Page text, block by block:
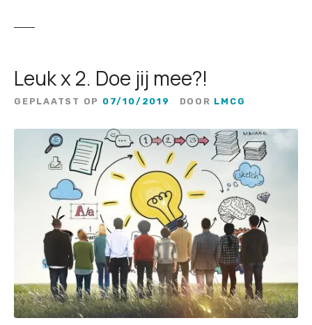
Leuk x 2. Doe jij mee?!
GEPLAATST OP 07/10/2019 DOOR LMCG